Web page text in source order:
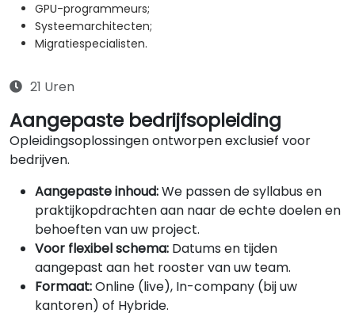
GPU-programmeurs;
Systeemarchitecten;
Migratiespecialisten.
21 Uren
Aangepaste bedrijfsopleiding
Opleidingsoplossingen ontworpen exclusief voor
bedrijven.
Aangepaste inhoud:We passen de syllabus en
praktijkopdrachten aan naar de echte doelen en
behoeften van uw project.
Voor flexibel schema: Datums en tijden
aangepast aan het rooster van uw team.
Formaat:Online (live), In-company (bij uw
kantoren) of Hybride.